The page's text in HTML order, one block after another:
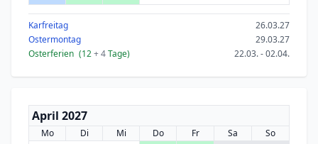
Karfreitag
26.03.27
Ostermontag
29.03.27
Osterferien (12+ 4Tage) 22.03. - 02.04.
April 2027
Mo Di Mi Do Fr Sa
So